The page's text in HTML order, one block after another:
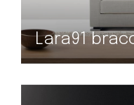
Lara91